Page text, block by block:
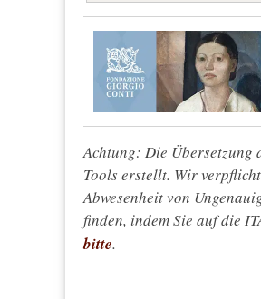
Achtung: Die
Tools erstellt. Wir
Abwesenheit von
finden, indem Sie auf die
bitte.